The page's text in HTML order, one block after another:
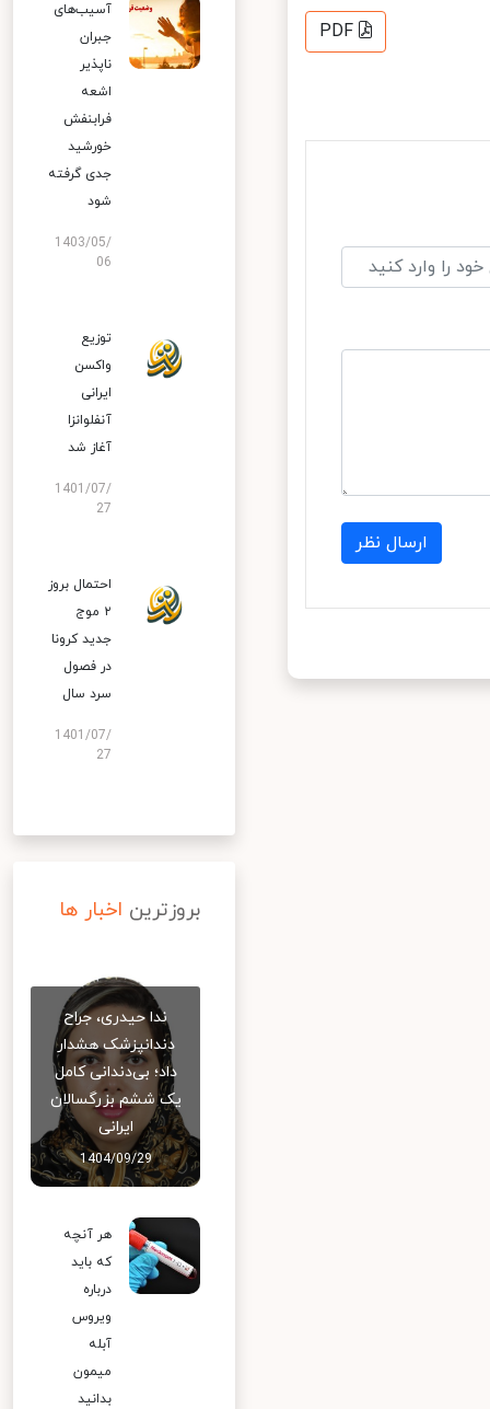
PDF
ارسال نظر
آسیب‌های
جبران
ناپذیر
اشعه
فرابنفش
خورشید
جدی گرفته
شود
1403/05/
06
توزیع
واکسن
ایرانی
آنفلوانزا
آغاز شد
1401/07/
27
احتمال بروز
۲ موج
جدید کرونا
در فصول
سرد سال
1401/07/
27
بروزترین اخبار ها
ندا حیدری، جراح
دندانپزشک هشدار
داد؛ بی‌دندانی کامل
یک ششم بزرگسالان
ایرانی
1404/09/29
هر آنچه
که باید
درباره
ویروس
آبله
میمون
بدانید